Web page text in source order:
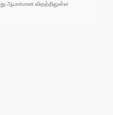
ஆபாசமான விதத்திலுள்ள